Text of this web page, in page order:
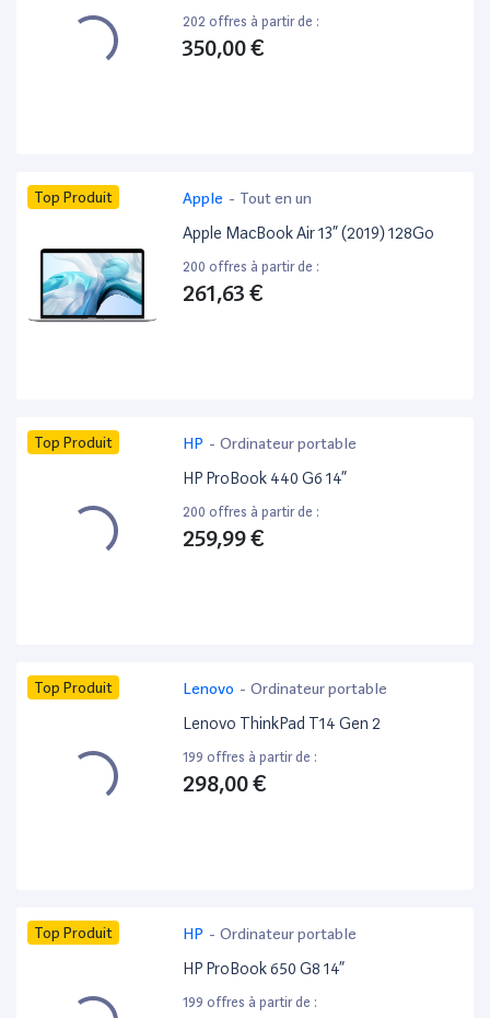
202 offres à partir de :
350,00 €
Top Produit Apple - Tout en un
Apple MacBook Air 13” (2019) 128Go
200 offres à partir de :
261,63 €
Top Produit HP - Ordinateur portable
HP ProBook 440 G6 14”
200 offres à partir de :
259,99 €
Top Produit Lenovo - Ordinateur portable
Lenovo ThinkPad T14 Gen 2
199 offres à partir de :
298,00 €
Top Produit HP - Ordinateur portable
HP ProBook 650 G8 14”
199 offres à partir de :